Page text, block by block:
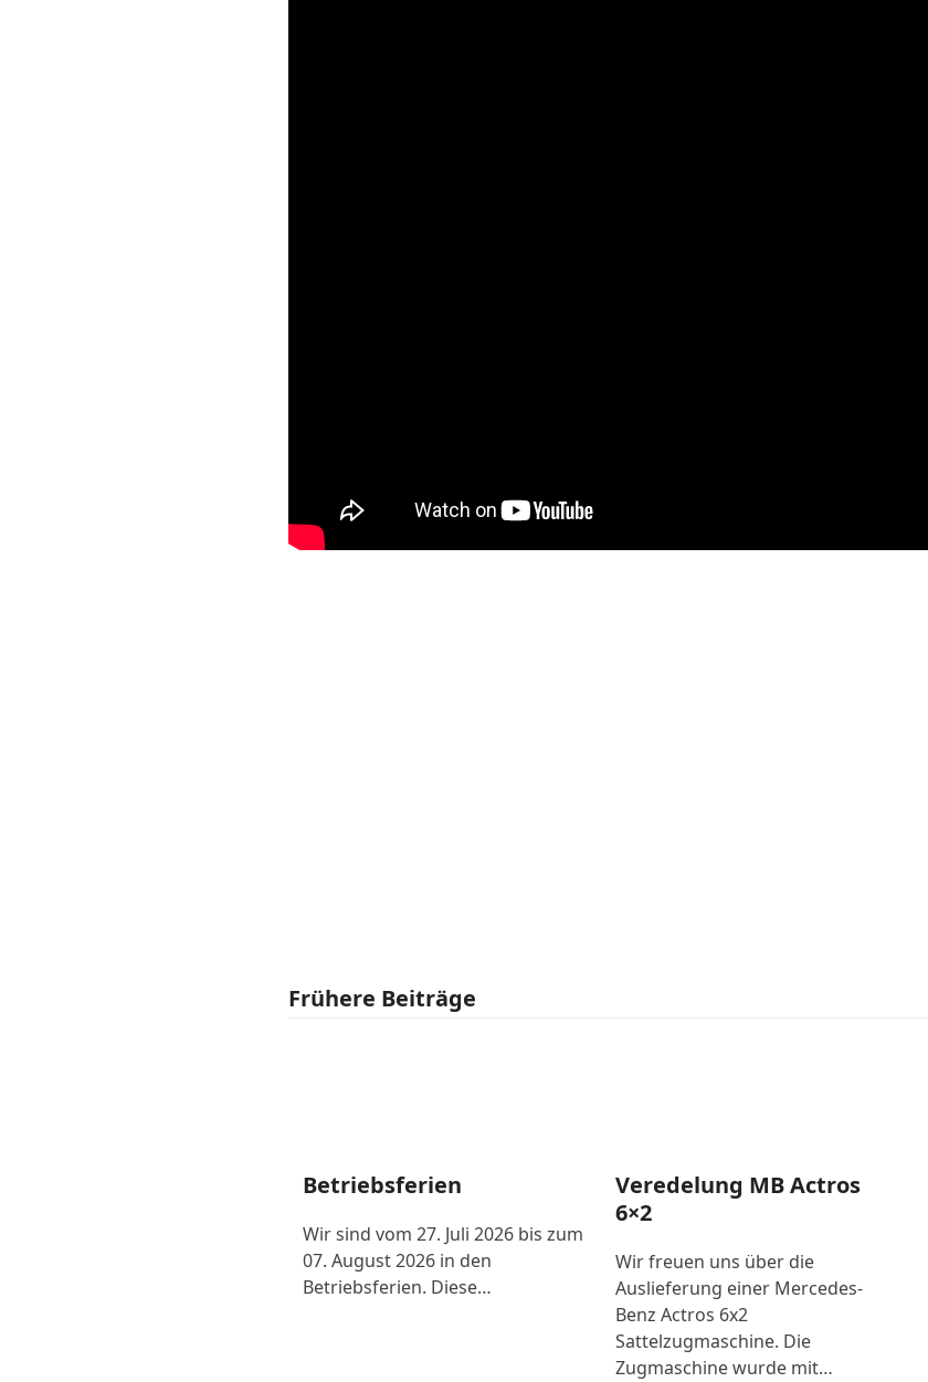
Frühere Beiträge
Betriebsferien
Wir sind vom 27. Juli 2026 bis zum
07. August 2026 in den
Betriebsferien. Diese…
Veredelung MB Actros
6×2
Wir freuen uns über die
Auslieferung einer Mercedes-
Benz Actros 6x2
Sattelzugmaschine. Die
Zugmaschine wurde mit…